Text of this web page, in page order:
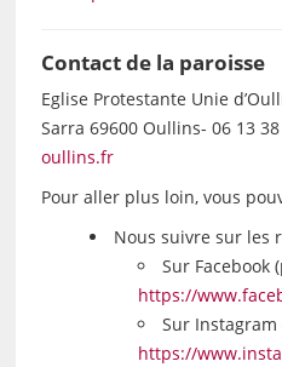
Contact de la paroisse
Eglise Protestante Unie
Sarra 69600 Oullins- 06 13
oullins.fr
Pour aller plus loin, vous
Nous suivre sur les
Sur Facebook
https://
Sur Instagram
https://